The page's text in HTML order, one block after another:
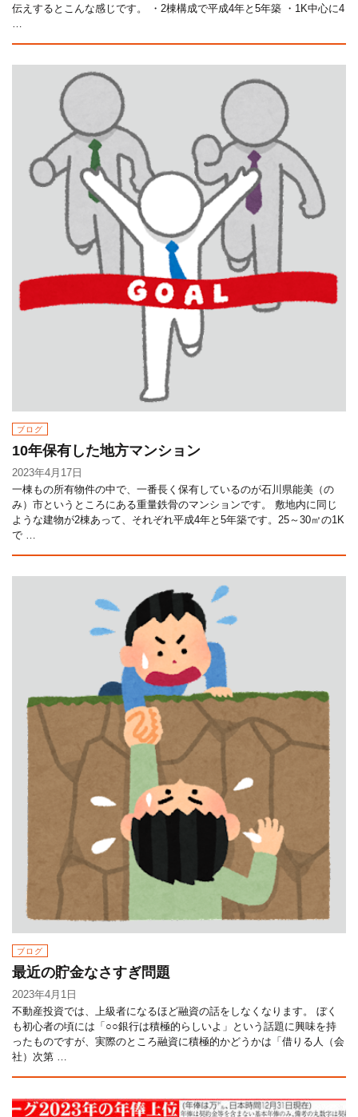
伝えするとこんな感じです。 ・2棟構成で平成4年と5年築 ・1K中心に4
ブログ
10年保有した地方マンション
2023年4月17日
一棟もの所有物件の中で、一番長く保有しているのが石川県能美（の
み）市というところにある重量鉄骨のマンションです。 敷地内に同じ
ような建物が2棟あって、それぞれ平成4年と5年築です。25～30㎡の1K
で …
ブログ
最近の貯金なさすぎ問題
2023年4月1日
不動産投資では、上級者になるほど融資の話をしなくなります。 ぼく
も初心者の頃には「○○銀行は積極的らしいよ」という話題に興味を持
ったものですが、実際のところ融資に積極的かどうかは「借りる人（会
社）次第 …